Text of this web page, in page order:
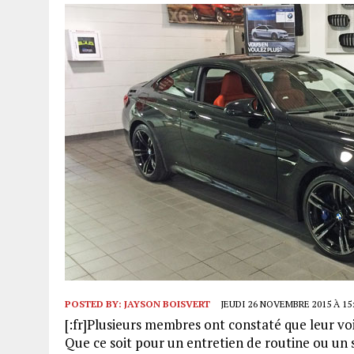
POSTED BY: JAYSON BOISVERT JEUDI 26 NOVEMBRE 2015 À
[:fr]Plusieurs membres ont constaté que leur
Que ce soit pour un entretien de routine ou un